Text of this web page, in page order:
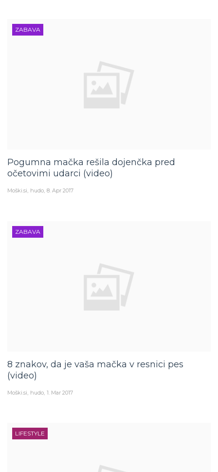
ZABAVA
Pogumna mačka rešila dojenčka pred
očetovimi udarci (video)
Moški.si hudo 8. Apr 2017
ZABAVA
8 znakov, da je vaša mačka v resnici pes
(video)
Moški.si hudo 1. Mar 2017
LIFESTYLE